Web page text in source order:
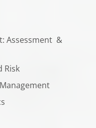
Assessment &
Risk